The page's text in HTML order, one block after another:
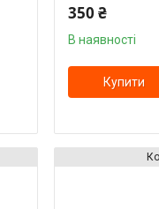
350 ₴
В наявності
Купити